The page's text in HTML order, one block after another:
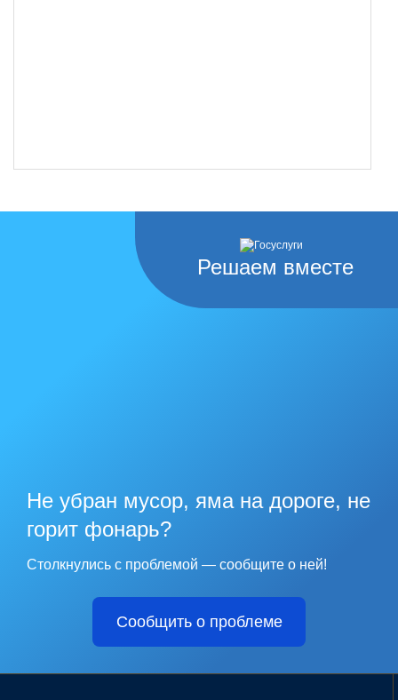
Решаем вместе
Не убран мусор, яма на дороге, не
горит фонарь?
Столкнулись с проблемой — сообщите о ней!
Сообщить о проблеме